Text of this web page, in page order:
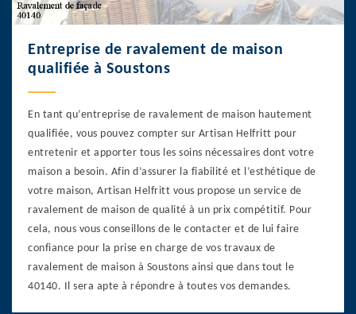
Entreprise de ravalement de maison
qualifiée à Soustons
En tant qu’entreprise de ravalement de maison hautement
qualifiée, vous pouvez compter sur Artisan Helfritt pour
entretenir et apporter tous les soins nécessaires dont votre
maison a besoin. Afin d’assurer la fiabilité et l’esthétique de
votre maison, Artisan Helfritt vous propose un service de
ravalement de maison de qualité à un prix compétitif. Pour
cela, nous vous conseillons de le contacter et de lui faire
confiance pour la prise en charge de vos travaux de
ravalement de maison à Soustons ainsi que dans tout le
40140. Il sera apte à répondre à toutes vos demandes.